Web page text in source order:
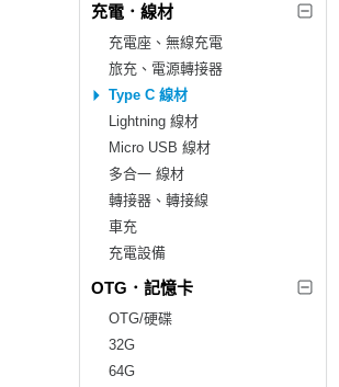
充電．線材
充電座、無線充電
旅充、電源轉接器
Type C 線材
Lightning 線材
Micro USB 線材
多合一 線材
轉接器、轉接線
車充
充電設備
OTG．記憶卡
OTG/硬碟
32G
64G